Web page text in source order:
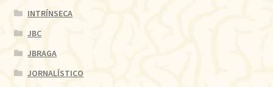
INTRÍNSECA
JBC
JBRAGA
JORNALÍSTICO